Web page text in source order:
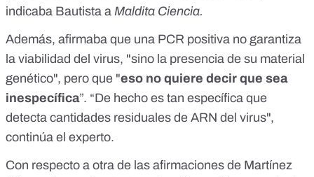
indicaba Bautista a Maldita Ciencia.
Además, afirmaba que una PCR positiva no garantiza
la viabilidad del virus, "sino la presencia de su material
genético", pero que "eso no quiere decir que sea
inespecífica”. “De hecho es tan específica que
detecta cantidades residuales de ARN del virus",
continúa el experto.
Con respecto a otra de las afirmaciones de Martínez